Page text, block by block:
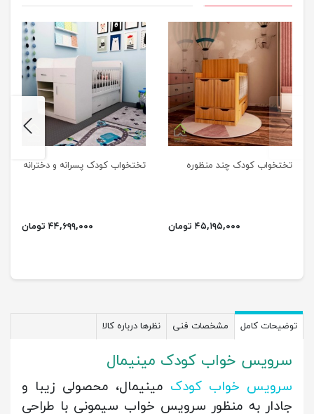
تختخواب کودک چند منظوره
۴۵,۱۹۵,۰۰۰ تومان
تختخواب کودک پسرانه و دخترانه
۴۴,۶۹۹,۰۰۰ تومان
previus
توضیحات کامل مشخصات فنی نظرها درباره کالا
سرویس خواب کودک مینیمال
سرویس خواب کودک مینیمال، محصولی زیبا و
جادار به منظور سرویس خواب سیمونی با طراحی